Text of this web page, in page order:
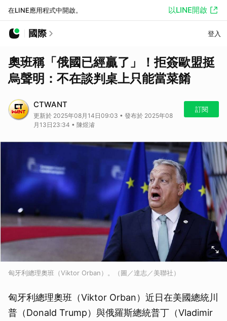
在LINE應用程式中開啟。 以LINE開啟
國際 登入
奧班稱「俄國已經贏了」！拒簽歐盟挺
烏聲明：不在談判桌上只能當菜餚
CTWANT
更新於 2025年08月14日09:03 • 發布於 2025年08
月13日23:34 • 陳煜濬
訂閱
匈牙利總理奧班（Viktor Orban）。（圖／達志／美聯社）
匈牙利總理奧班（Viktor Orban）近日在美國總統川
普（Donald Trump）與俄羅斯總統普丁（Vladimir